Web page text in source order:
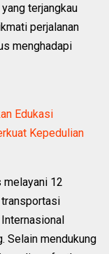
terjangkau
perjalanan
menghadapi
Edukasi
Kepedulian
melayani 12
transportasi
Selain mendukung